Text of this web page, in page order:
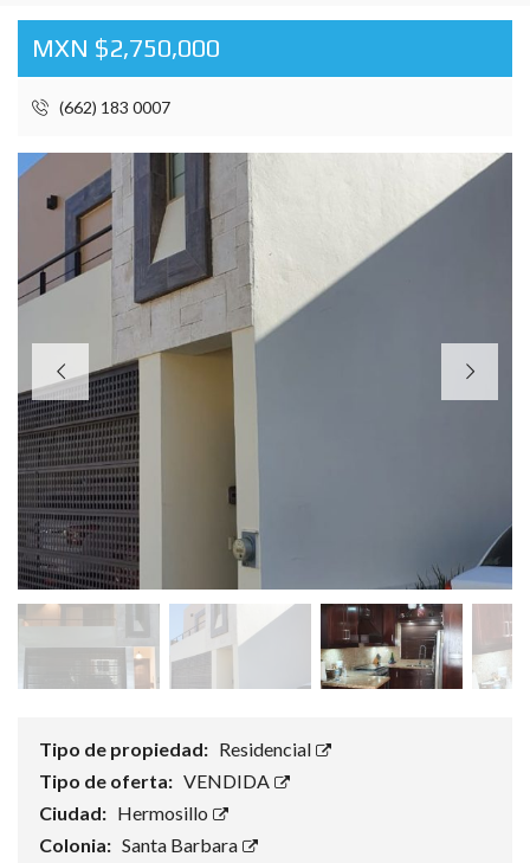
MXN $2,750,000
(662) 183 0007
Tipo de propiedad: Residencial
Tipo de oferta: VENDIDA
Ciudad: Hermosillo
Colonia: Santa Barbara